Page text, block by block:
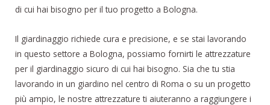
di cui hai bisogno per il tuo progetto a Bologna.
Il giardinaggio richiede cura e precisione, e se stai lavorando
in questo settore a Bologna, possiamo fornirti le attrezzature
per il giardinaggio sicuro di cui hai bisogno. Sia che tu stia
lavorando in un giardino nel centro di Roma o su un progetto
più ampio, le nostre attrezzature ti aiuteranno a raggiungere i